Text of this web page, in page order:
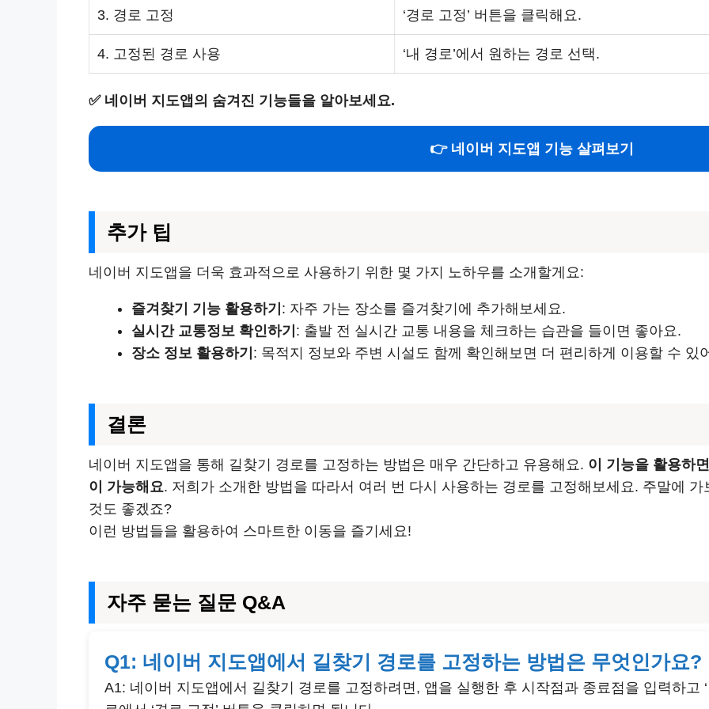
3. 경로 고정 ‘경로 고정’ 버튼을 클릭해요.
4. 고정된 경로 사용 ‘내 경로’에서 원하는 경로 선택.
✅ 네이버 지도앱의 숨겨진 기능들을 알아보세요.
👉 네이버 지도앱 기능 살펴보기
추가 팁
네이버 지도앱을 더욱 효과적으로 사용하기 위한 몇 가지 노하우를 소개할게요:
즐겨찾기 기능 활용하기 : 자주 가는 장소를 즐겨찾기에 추가해보세요.
실시간 교통정보 확인하기 : 출발 전 실시간 교통 내용을 체크하는 습관을 들이면 좋아요.
장소 정보 활용하기 : 목적지 정보와 주변 시설도 함께 확인해보면 더 편리하게 이용할 수 있
결론
네이버 지도앱을 통해 길찾기 경로를 고정하는 방법은 매우 간단하고 유용해요. 이 기능을 활용하
이 가능해요. 저희가 소개한 방법을 따라서 여러 번 다시 사용하는 경로를 고정해보세요. 주말에
것도 좋겠죠?
이런 방법들을 활용하여 스마트한 이동을 즐기세요!
자주 묻는 질문 Q&A
Q1: 네이버 지도앱에서 길찾기 경로를 고정하는 방법은 무엇인가요?
A1: 네이버 지도앱에서 길찾기 경로를 고정하려면, 앱을 실행한 후 시작점과 종료점을 입력하고